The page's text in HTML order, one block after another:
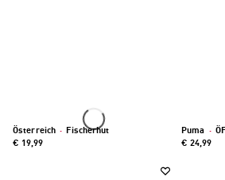
Österreich · Fischerhut
€ 19,99
Puma ·
€ 24,99